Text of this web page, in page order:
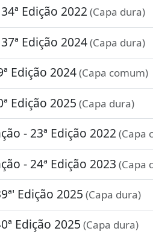
Edição 2022 (Capa dura)
Edição 2024(Capa dura)
Edição 2024(Capa comum)
Edição 2025 (Capa dura)
- 23ª Edição 2022 (Capa
- 24ª Edição 2023 (Capa
Edição 2025 (Capa dura)
Edição 2025 (Capa dura)